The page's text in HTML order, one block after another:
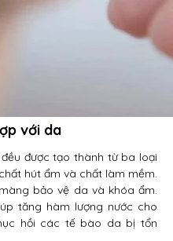
với da
được tạo thành từ ba loại
hút ẩm và chất làm mềm.
bảo vệ da và khóa ẩm.
tăng hàm lượng nước cho
hồi các tế bào da bị tổn